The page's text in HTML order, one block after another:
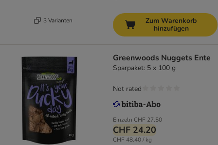
3 Varianten
Zum Warenkorb
hinzufügen
Greenwoods Nuggets Ente
Sparpaket: 5 x 100 g
Einzeln CHF 27.50
CHF 24.20
CHF 48.40 / kg
Not rated